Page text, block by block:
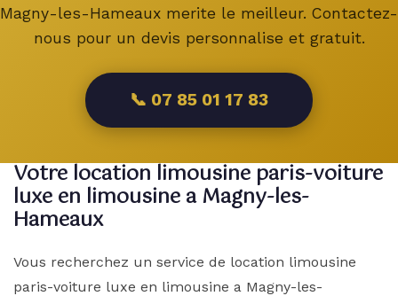
Magny-les-Hameaux merite le meilleur. Contactez-
nous pour un devis personnalise et gratuit.
📞 07 85 01 17 83
Votre location limousine paris-voiture
luxe en limousine a Magny-les-
Hameaux
Vous recherchez un service de location limousine
paris-voiture luxe en limousine a Magny-les-